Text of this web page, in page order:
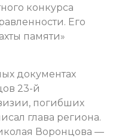
конкурса
Его
памяти»
документах
23-й
погибших
глава региона.
Воронцова —